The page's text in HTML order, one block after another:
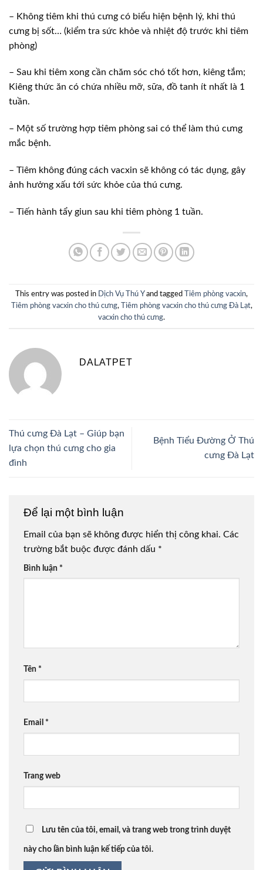
– Không tiêm khi thú cưng có biểu hiện bệnh lý, khi thú
cưng bị sốt… (kiểm tra sức khỏe và nhiệt độ trước khi tiêm
phòng)
– Sau khi tiêm xong cần chăm sóc chó tốt hơn, kiêng tắm;
Kiêng thức ăn có chứa nhiều mỡ, sữa, đồ tanh ít nhất là 1
tuần.
– Một số trường hợp tiêm phòng sai có thể làm thú cưng
mắc bệnh.
– Tiêm không đúng cách vacxin sẽ không có tác dụng, gây
ảnh hưởng xấu tới sức khỏe của thú cưng.
– Tiến hành tẩy giun sau khi tiêm phòng 1 tuần.
This entry was posted in Dịch Vụ Thú Yand tagged Tiêm phòng vacxin,
Tiêm phòng vacxin cho thú cưng, Tiêm phòng vacxin cho thú cưng Đà Lạt,
vacxin cho thú cưng.
DALATPET
Thú cưng Đà Lạt – Giúp bạn
lựa chọn thú cưng cho gia
đình
Bệnh Tiểu Đường Ở Thú
cưng Đà Lạt
Để lại một bình luận
Email của bạn sẽ không được hiển thị công khai. Các
trường bắt buộc được đánh dấu *
Bình luận *
Tên *
Email *
Trang web
Lưu tên của tôi, email, và trang web trong trình duyệt
này cho lần bình luận kế tiếp của tôi.